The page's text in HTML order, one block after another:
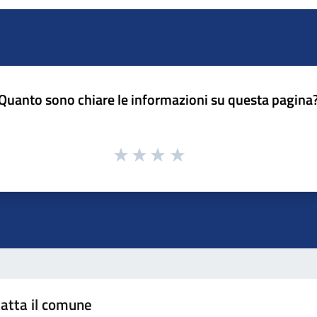
sono chiare le informazioni su questa
il comune